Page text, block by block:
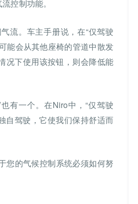
控制功能。
流。车主手册说，在“仅驾驶
能会从其他座椅的管道中散发
况下使用该按钮，则会降低能
有一个。在Niro中，“仅驾驶
自驾驶，它使我们保持舒适而
您的气候控制系统必须如何努